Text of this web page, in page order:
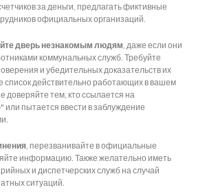
за деньги, предлагать фиктивные
официальных организаций.
дверь незнакомым людям , даже если они
коммунальных служб. Требуйте
и убедительных доказательств их
список действительно работающих в вашем
доверяйте тем, кто ссылается на
пытается ввести в заблуждение
, перезванивайте в официальные
информацию. Также желательно иметь
и диспетчерских служб на случай
ситуаций.